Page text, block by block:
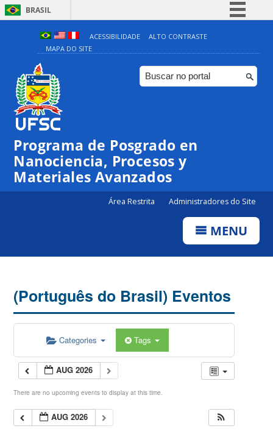
BRASIL
Simplifique!
Comunica BR
Participe
ACESSIBILIDADE
ALTO CONTRASTE
MAPA DO SITE
Programa de Posgrado en
Nanociencia, Procesos y
Materiales Avanzados
Área Restrita Administradores do Site
MENU
(Português do Brasil) Eventos
Categories Tags
AUG 2026
There are no upcoming events to display at this time.
AUG 2026